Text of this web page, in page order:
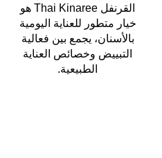
القرنفل Thai Kinaree هو
خيار متطور للعناية اليومية
بالأسنان، يجمع بين فعالية
التبييض وخصائص العناية
الطبيعية.